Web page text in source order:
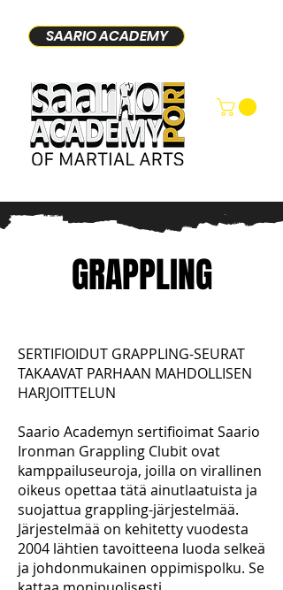
SAARIO ACADEMY
GRAPPLING
SERTIFIOIDUT GRAPPLING-SEURAT
TAKAAVAT PARHAAN MAHDOLLISEN
HARJOITTELUN
Saario Academyn sertifioimat Saario
Ironman Grappling Clubit ovat
kamppailuseuroja, joilla on virallinen
oikeus opettaa tätä ainutlaatuista ja
suojattua grappling-järjestelmää.
Järjestelmää on kehitetty vuodesta
2004 lähtien tavoitteena luoda selkeä
ja johdonmukainen oppimispolku. Se